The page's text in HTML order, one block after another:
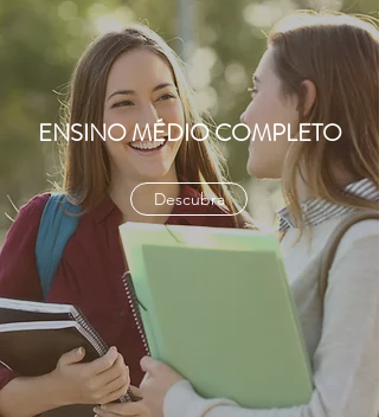
ENSINO MÉDIO COMPLETO
Descubra